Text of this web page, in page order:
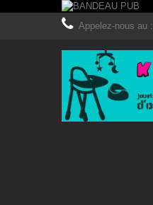
Appelez-nous au :